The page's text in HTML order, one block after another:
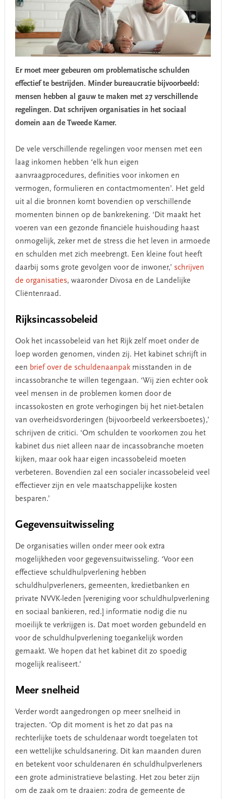
Er moet meer gebeuren om problematische schulden
effectief te bestrijden. Minder bureaucratie bijvoorbeeld:
mensen hebben al gauw te maken met 27 verschillende
regelingen. Dat schrijven organisaties in het sociaal
domein aan de Tweede Kamer.
De vele verschillende regelingen voor mensen met een
laag inkomen hebben ‘elk hun eigen
aanvraagprocedures, definities voor inkomen en
vermogen, formulieren en contactmomenten’. Het geld
uit al die bronnen komt bovendien op verschillende
momenten binnen op de bankrekening. ‘Dit maakt het
voeren van een gezonde financiële huishouding haast
onmogelijk, zeker met de stress die het leven in armoede
en schulden met zich meebrengt. Een kleine fout heeft
daarbij soms grote gevolgen voor de inwoner,’ schrijven
de organisaties, waaronder Divosa en de Landelijke
Cliëntenraad.
Rijksincassobeleid
Ook het incassobeleid van het Rijk zelf moet onder de
loep worden genomen, vinden zij. Het kabinet schrijft in
een brief over de schuldenaanpakmisstanden in de
incassobranche te willen tegengaan. ‘Wij zien echter ook
veel mensen in de problemen komen door de
incassokosten en grote verhogingen bij het niet-betalen
van overheidsvorderingen (bijvoorbeeld verkeersboetes),’
schrijven de critici. ‘Om schulden te voorkomen zou het
kabinet dus niet alleen naar de incassobranche moeten
kijken, maar ook haar eigen incassobeleid moeten
verbeteren. Bovendien zal een socialer incassobeleid veel
effectiever zijn en vele maatschappelijke kosten
besparen.’
Gegevensuitwisseling
De organisaties willen onder meer ook extra
mogelijkheden voor gegevensuitwisseling. ‘Voor een
effectieve schuldhulpverlening hebben
schuldhulpverleners, gemeenten, kredietbanken en
private NVVK-leden [vereniging voor schuldhulpverlening
en sociaal bankieren, red.] informatie nodig die nu
moeilijk te verkrijgen is. Dat moet worden gebundeld en
voor de schuldhulpverlening toegankelijk worden
gemaakt. We hopen dat het kabinet dit zo spoedig
mogelijk realiseert.’
Meer snelheid
Verder wordt aangedrongen op meer snelheid in
trajecten. ‘Op dit moment is het zo dat pas na
rechterlijke toets de schuldenaar wordt toegelaten tot
een wettelijke schuldsanering. Dit kan maanden duren
en betekent voor schuldenaren én schuldhulpverleners
een grote administratieve belasting. Het zou beter zijn
om de zaak om te draaien: zodra de gemeente de